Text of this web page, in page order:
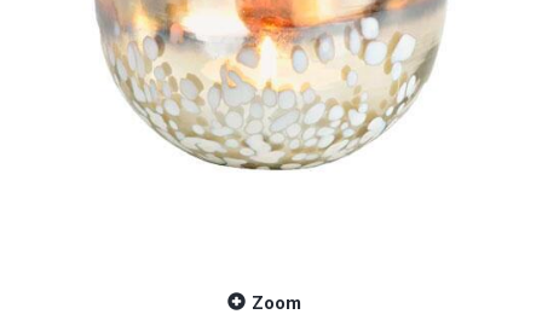
Zoom